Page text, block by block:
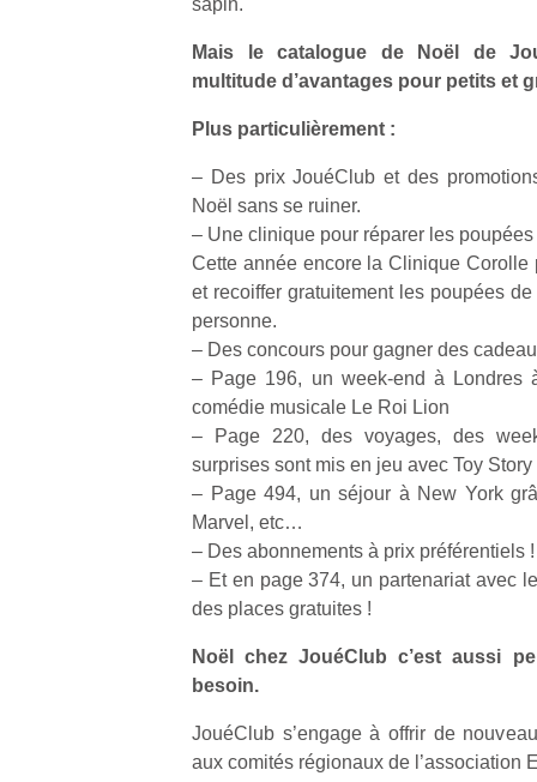
sapin.
Mais le catalogue de Noël de
multitude d’avantages pour petits et
Plus particulièrement :
– Des prix JouéClub et des
Noël sans se ruiner.
– Une clinique pour réparer les poupées
Cette année encore la Clinique Corolle
et recoiffer gratuitement les poupées
personne.
– Des concours pour gagner des
– Page 196, un week-end à Londres
comédie musicale Le Roi Lion
– Page 220, des voyages, des
surprises sont mis en jeu avec Toy Story
– Page 494, un séjour à New York
Marvel, etc…
– Des abonnements à prix préférentiels !
– Et en page 374, un partenariat avec
des places gratuites !
Noël chez JouéClub c’est aussi
besoin.
JouéClub s’engage à offrir de
aux comités régionaux de l’association
NextGen,
nouvelle
trottinette
mécanique
Beeper
Les
enfants
débordent
souvent
d’énergie.
Varier les
occupations
n’est pas
Conjuguer
divertissement,
activité
trampolines
pour les
grands et
les petits !
Durant les
estivales
retour des
beaux
rêvée
de…